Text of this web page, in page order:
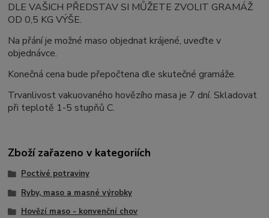
DLE VAŠICH PŘEDSTAV SI MŮŽETE ZVOLIT GRAMÁŽ
OD 0,5 KG VÝŠE.
Na přání je možné maso objednat krájené, uveďte v
objednávce.
Konečná cena bude přepočtena dle skutečné gramáže.
Trvanlivost vakuovaného hovězího masa je 7 dní. Skladovat
při teplotě 1-5 stupňů C.
Zboží zařazeno v kategoriích
Poctivé potraviny
Ryby, maso a masné výrobky
Hovězí maso - konvenční chov